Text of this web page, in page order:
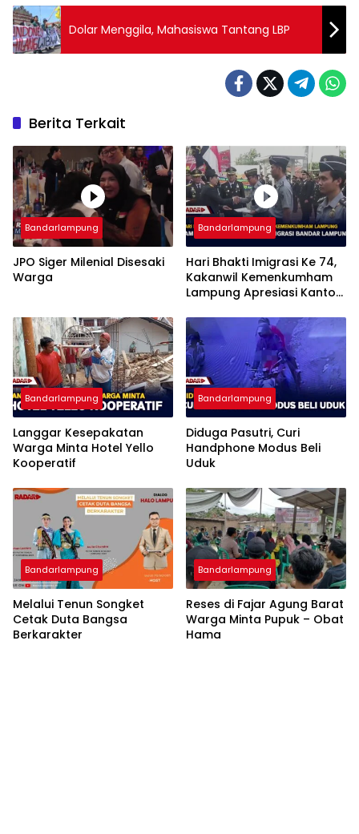
Dolar Menggila, Mahasiswa Tantang LBP
Berita Terkait
Bandarlampung
JPO Siger Milenial Disesaki
Warga
Bandarlampung
Hari Bhakti Imigrasi Ke 74,
Kakanwil Kemenkumham
Lampung Apresiasi Kantor
Bandarlampung
Langgar Kesepakatan
Warga Minta Hotel Yello
Kooperatif
Bandarlampung
Diduga Pasutri, Curi
Handphone Modus Beli
Uduk
Bandarlampung
Melalui Tenun Songket
Cetak Duta Bangsa
Berkarakter
Bandarlampung
Reses di Fajar Agung Barat
Warga Minta Pupuk – Obat
Hama